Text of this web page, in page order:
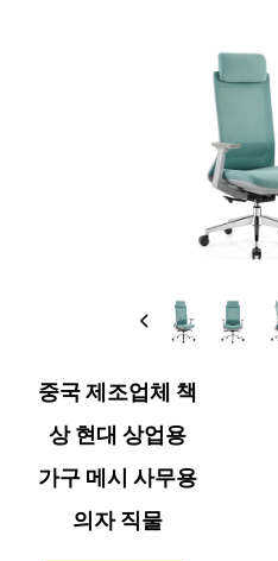
중국 제조업체 책
상 현대 상업용
가구 메시 사무용
의자 직물